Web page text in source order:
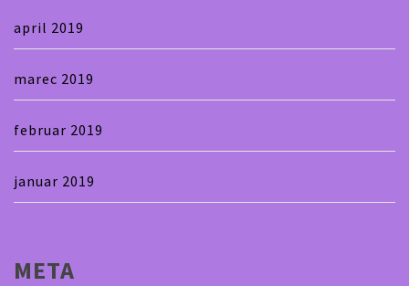
april 2019
marec 2019
februar 2019
januar 2019
META